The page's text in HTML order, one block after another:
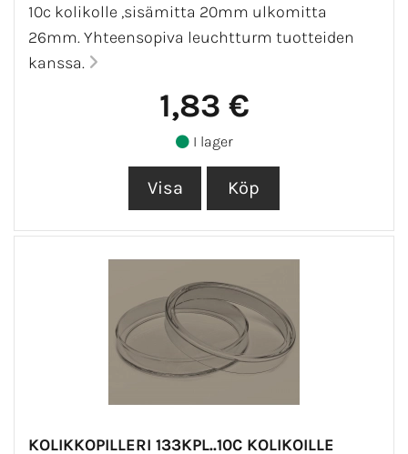
10c kolikolle ,sisämitta 20mm ulkomitta
26mm. Yhteensopiva leuchtturm tuotteiden
kanssa.
1,83 €
I lager
KOLIKKOPILLERI 133KPL..10C KOLIKOILLE